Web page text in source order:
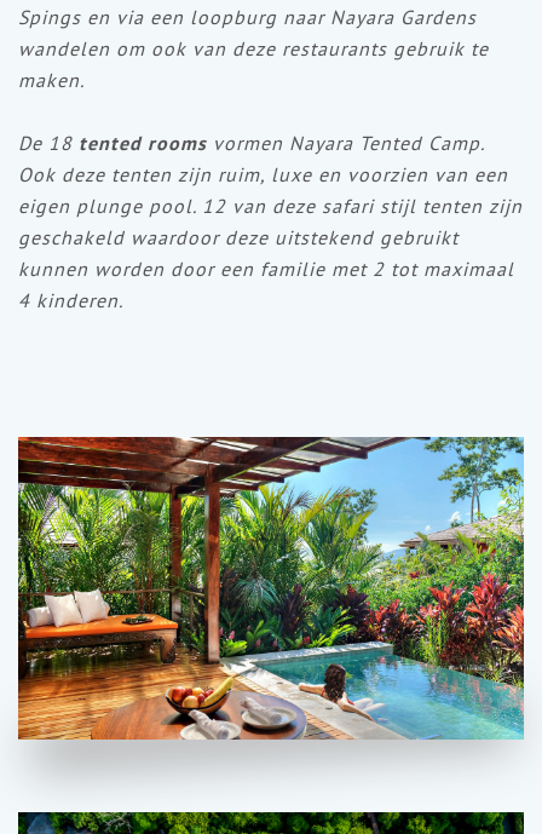
Spings en via een loopburg naar Nayara Gardens
wandelen om ook van deze restaurants gebruik te
maken.
De 18 tented rooms vormen Nayara Tented Camp.
Ook deze tenten zijn ruim, luxe en voorzien van een
eigen plunge pool. 12 van deze safari stijl tenten zijn
geschakeld waardoor deze uitstekend gebruikt
kunnen worden door een familie met 2 tot maximaal
4 kinderen.